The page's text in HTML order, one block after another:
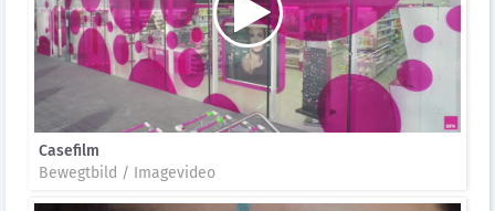
Casefilm
Bewegtbild / Imagevideo